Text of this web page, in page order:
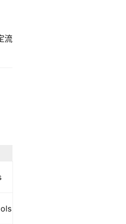
流